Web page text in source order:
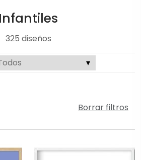
Infantiles
325 diseños
Borrar filtros